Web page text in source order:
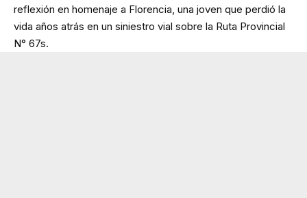
reflexión en homenaje a Florencia, una joven que perdió la
vida años atrás en un siniestro vial sobre la Ruta Provincial
N° 67s.